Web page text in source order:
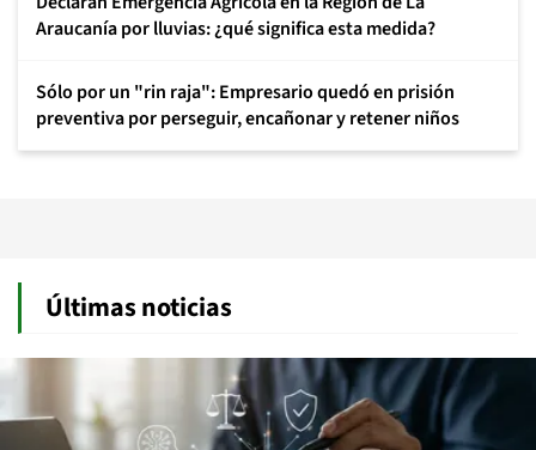
Araucanía por lluvias: ¿qué significa esta medida?
Sólo por un "rin raja": Empresario quedó en prisión
preventiva por perseguir, encañonar y retener niños
Últimas noticias